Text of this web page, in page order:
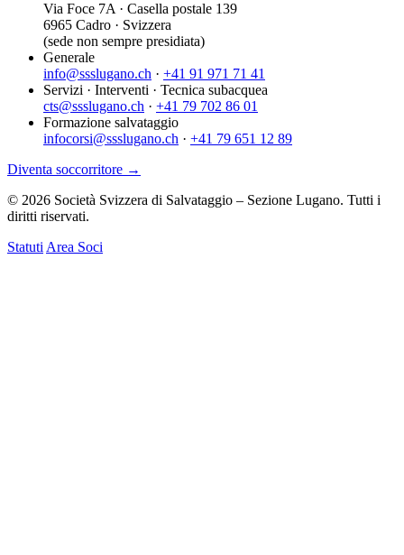
Via Foce 7A · Casella postale 139
6965 Cadro · Svizzera
(sede non sempre presidiata)
Generale
info@ssslugano.ch · +41 91 971 71 41
Servizi · Interventi · Tecnica subacquea
cts@ssslugano.ch · +41 79 702 86 01
Formazione salvataggio
infocorsi@ssslugano.ch · +41 79 651 12 89
Diventa soccorritore →
© 2026 Società Svizzera di Salvataggio – Sezione Lugano. Tutti i
diritti riservati.
Statuti Area Soci